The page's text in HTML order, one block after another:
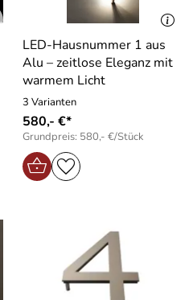
LED-Hausnummer 1 aus
Alu – zeitlose Eleganz mit
warmem Licht
3 Varianten
580,- €*
Grundpreis: 580,- €/Stück